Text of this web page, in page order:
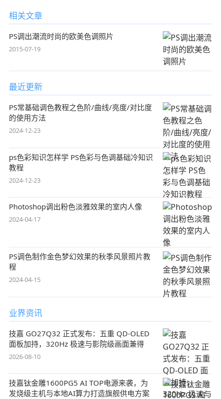
相关文章
PS调出潮流时尚的欧美色调照片
2015-07-19
最近更新
PS常基础调色教程之色阶/曲线/亮度/对比度
的使用方法
2024-12-23
ps色彩知识怎样学 PS色彩与色调基础冷知识
教程
2024-12-23
Photoshop调出粉色淡雅效果的室内人像
2024-04-17
PS调色制作金色梦幻效果的秋季风景照片教
程
2024-04-15
业界资讯
技嘉 GO27Q32 正式发布：五重 QD-OLED
面板加持，320Hz 极速与影院级画面兼得
2026-08-10
技嘉钛金雕1600PG5 AI TOP电源来袭，为
发烧级主机与本地AI算力打造旗舰供电方案